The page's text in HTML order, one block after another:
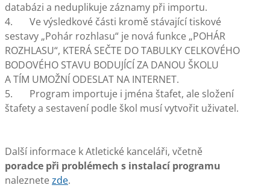
databázi a neduplikuje záznamy při importu.
4. Ve výsledkové části kromě stávající tiskové
sestavy „Pohár rozhlasu“ je nová funkce „POHÁR
ROZHLASU“, KTERÁ SEČTE DO TABULKY CELKOVÉHO
BODOVÉHO STAVU BODUJÍCÍ ZA DANOU ŠKOLU
A TÍM UMOŽNÍ ODESLAT NA INTERNET.
5. Program importuje i jména štafet, ale složení
štafety a sestavení podle škol musí vytvořit uživatel.
Další informace k Atletické kanceláři, včetně
poradce při problémech s instalací programu
naleznetezde.